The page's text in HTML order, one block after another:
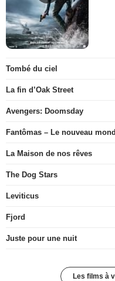
Tombé du ciel
La fin d’Oak Street
Avengers: Doomsday
Fantômas – Le nouveau
La Maison de nos rêves
The Dog Stars
Leviticus
Fjord
Juste pour une nuit
Les films à